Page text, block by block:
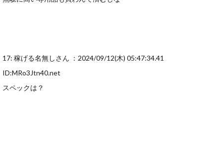
17: 稼げる名無しさん ：2024/09/12(木) 05:47:34.41
ID:MRo3Jtn40.net
スペックは？